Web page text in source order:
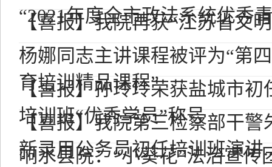
“2021年度全市政法系统优秀
【喜报】我院再获“江苏省文
杨娜同志主讲课程被评为“第
育培训精品课程”
【喜报】孙玲玲荣获盐城市初
培训班“优秀学员”称号
【喜报】我院第三检察部干警
新录用公务员初任培训班演讲
响水县院：“小葵花”法治宣传